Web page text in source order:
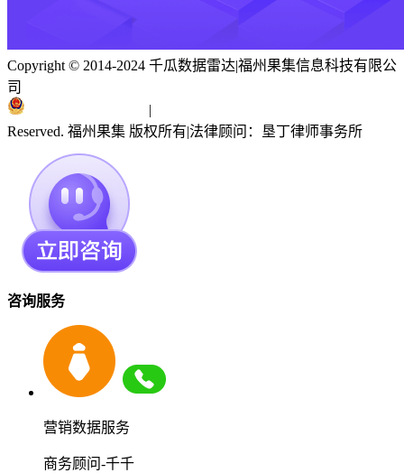
Copyright © 2014-2024 千瓜数据雷达|福州果集信息科技有限公
司
|
Reserved. 福州果集 版权所有|法律顾问：垦丁律师事务所
咨询服务
营销数据服务
商务顾问-千千